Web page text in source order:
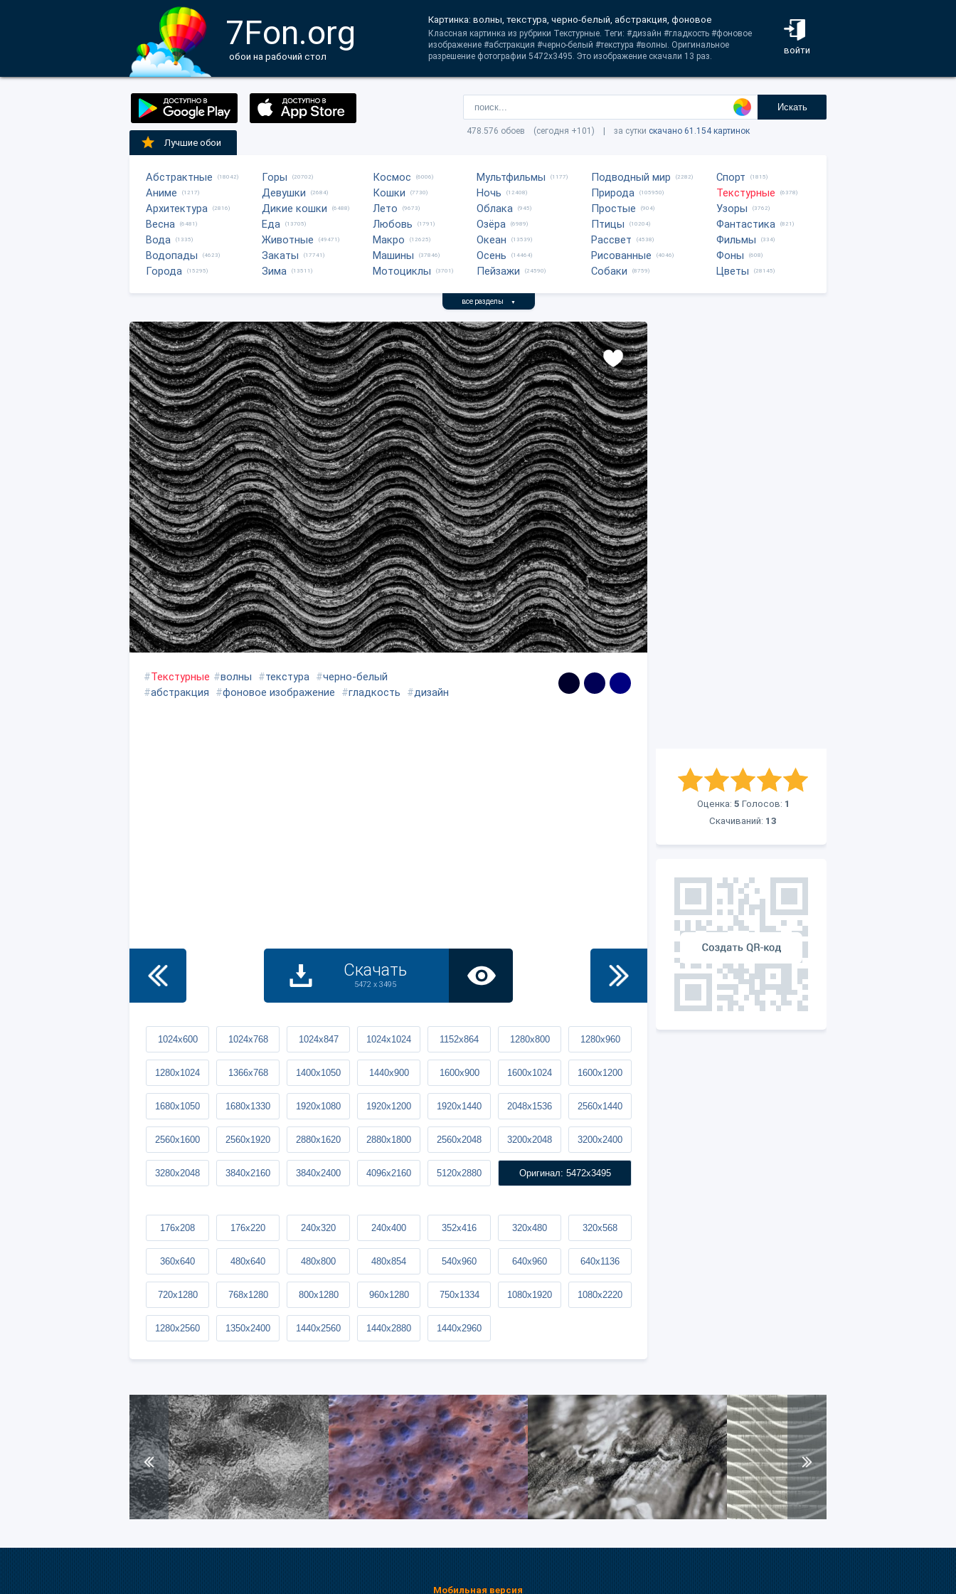
7Fon.org
обои на рабочий стол
войти
Картинка: волны, текстура, черно-белый, абстракция, фоновое
Классная картинка из рубрики Текстурные. Теги: #дизайн #гладкость #фоновое
изображение #абстракция #черно-белый #текстура #волны. Оригинальное
разрешение фотографии 5472x3495. Это изображение скачали 13 раз.
Искать
478.576 обоев (сегодня +101) | за сутки скачано 61.154 картинок
Лучшие обои
Абстрактные (18042)
Аниме (1217)
Архитектура (2816)
Весна (6481)
Вода (1335)
Водопады (4623)
Города (15295)
Горы (20702)
Девушки (2684)
Дикие кошки (6488)
Еда (13705)
Животные (49471)
Закаты (17741)
Зима (13511)
Космос (6006)
Кошки (7730)
Лето (9673)
Любовь (1791)
Макро (12625)
Машины (37846)
Мотоциклы (3701)
Мультфильмы (1177)
Ночь (12408)
Облака (945)
Озёра (6989)
Океан (13539)
Осень (14464)
Пейзажи (24590)
Подводный мир (2282)
Природа (105950)
Простые (904)
Птицы (10204)
Рассвет (4538)
Рисованные (4046)
Собаки (8759)
Спорт (1815)
Текстурные (6378)
Узоры (3762)
Фантастика (821)
Фильмы (334)
Фоны (608)
Цветы (28145)
все разделы ▼
Оценка: 5 Голосов: 1
Скачиваний: 13
#Текстурные #волны #текстура #черно-белый
#абстракция #фоновое изображение #гладкость #дизайн
Скачать
5472 x 3495
1024x600 1024x768 1024x847 1024x1024 1152x864 1280x800 1280x960
1280x1024 1366x768 1400x1050 1440x900 1600x900 1600x1024 1600x1200
1680x1050 1680x1330 1920x1080 1920x1200 1920x1440 2048x1536 2560x1440
2560x1600 2560x1920 2880x1620 2880x1800 2560x2048 3200x2048 3200x2400
3280x2048 3840x2160 3840x2400 4096x2160 5120x2880 Оригинал: 5472x3495
176x208 176x220 240x320 240x400 352x416 320x480 320x568
360x640 480x640 480x800 480x854 540x960 640x960 640x1136
720x1280 768x1280 800x1280 960x1280 750x1334 1080x1920 1080x2220
1280x2560 1350x2400 1440x2560 1440x2880 1440x2960
Мобильная версия